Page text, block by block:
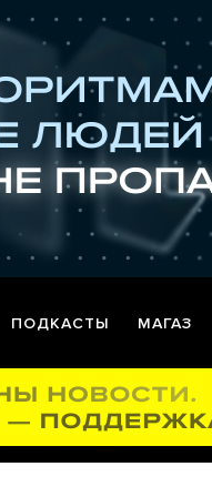
ПОДКАСТЫ МАГАЗ